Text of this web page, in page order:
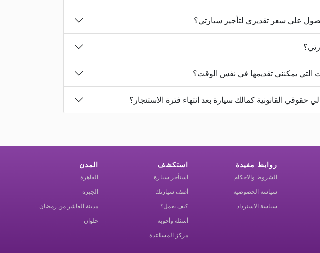
على سعر تقديري لتأجير سيارتي؟
التي يمكنني تقديمها في نفس الوقت؟
حقوقي القانونية كمالك سيارة بعد انتهاء فترة الاستئجار؟
روابط مفيدة
الشروط والاحكام
سياسة الخصوصية
سياسة الاسترداد
استكشف
استأجر سيارة
أضف سيارتك
كيف يعمل؟
أسئلة وأجوبة
مركز المساعدة
المدن
القاهرة
الجيزة
مدينة العاشر من رمضان
حلوان